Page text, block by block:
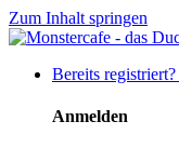
Zum Inhalt springen
Bereits
Anmelden